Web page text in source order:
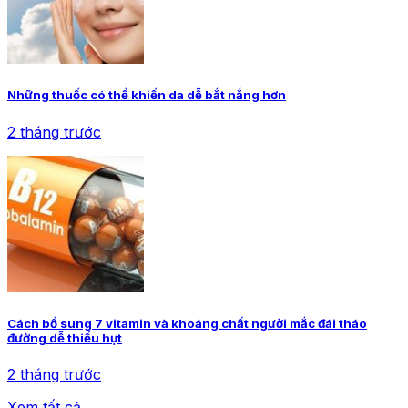
Những thuốc có thể khiến da dễ bắt nắng hơn
2 tháng trước
Cách bổ sung 7 vitamin và khoáng chất người mắc đái tháo
đường dễ thiếu hụt
2 tháng trước